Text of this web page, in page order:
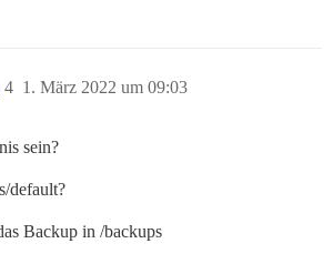
1. März 2022 um 09:03
4
sein?
default?
Backup in /backups